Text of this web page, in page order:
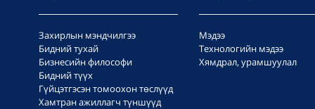
Захирлын мэндчилгээ
Бидний тухай
Бизнесийн философи
Бидний түүх
Гүйцэтгэсэн томоохон төслүүд
Хамтран ажиллагч түншүүд
Мэдээ
Технологийн мэдээ
Хямдрал, урамшуулал